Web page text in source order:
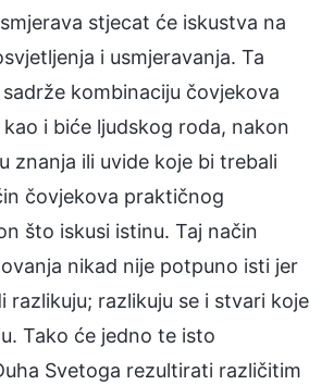
stjecat će iskustva na
i usmjeravanja. Ta
kombinaciju čovjekova
i biće ljudskog roda, nakon
znanja ili uvide koje bi trebali
čovjekova praktičnog
što iskusi istinu. Taj način
nikad nije potpuno isti jer
razlikuju; razlikuju se i stvari koje
Tako će jedno te isto
Svetoga rezultirati različitim